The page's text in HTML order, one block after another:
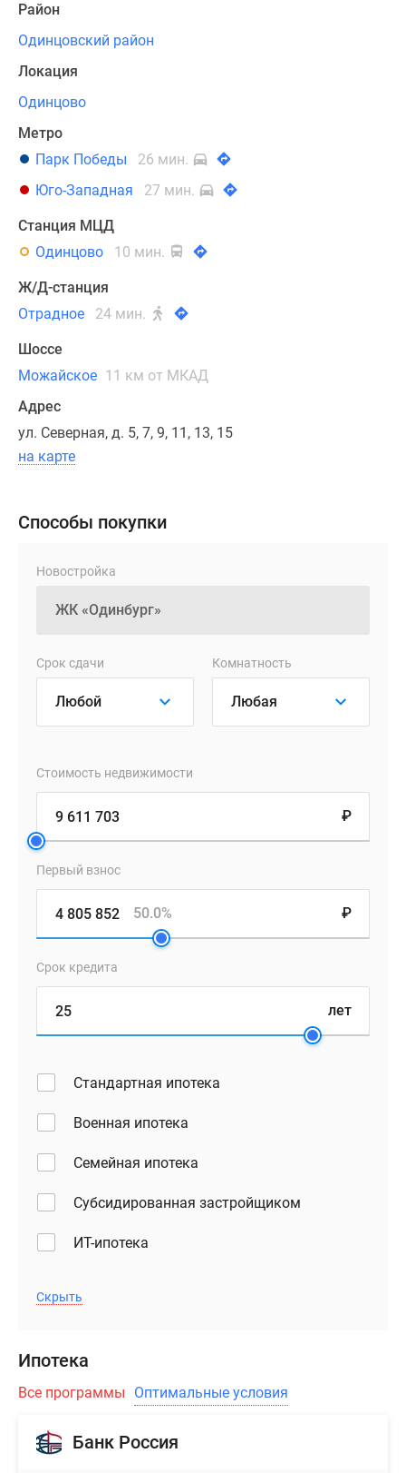
всех
помещениях
высота
потолка
составляет
м,
а
двухуровневых
квартирах
потолки
высотой
до
м.
Покупателям,
желающим
приобрести
ЖК,
выбор
форматов
студий
многокомнатных
137
м,
том
пространственными
Приобрести
«Одинбург»
или
ипотеку,
том
а
также
воспользоваться
услугой
трейд-
Район
Одинцовский район
Локация
Одинцово
Метро
Парк Победы
26 мин.
Юго-Западная
27 мин.
Станция МЦД
Одинцово
10 мин.
Ж/Д-станция
Отрадное
24 мин.
Шоссе
Можайское 11 км от МКАД
Адрес
ул. Северная, д. 5, 7, 9, 11, 13, 15
на карте
Способы покупки
Новостройка
Срок сдачи Комнатность
Стоимость недвижимости
₽
Первый взнос
₽
50.0%
Срок кредита
лет
Стандартная ипотека
Военная ипотека
Семейная ипотека
Субсидированная застройщиком
ИТ-ипотека
Скрыть
Ипотека
Все программы Оптимальные условия
Банк Россия